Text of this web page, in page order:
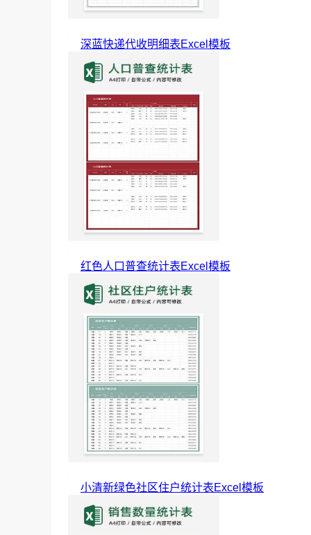
深蓝快递代收明细表Excel模板
红色人口普查统计表Excel模板
小清新绿色社区住户统计表Excel模板